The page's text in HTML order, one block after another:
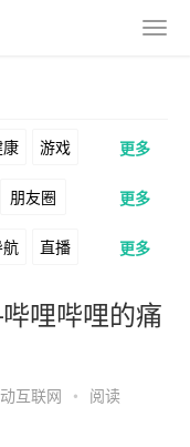
游戏
教育 婚纱
科技
更多
朋友圈
知乎
奇艺 美柚
Bing
更多
直播
私域 社群
海外
更多
哩哔哩的痛
互联网 • 阅读